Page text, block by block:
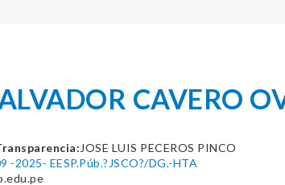
CAVERO
JOSE LUIS PECEROS PINCO
-2025- EESP.Púb.?JSCO?/DG.-HTA